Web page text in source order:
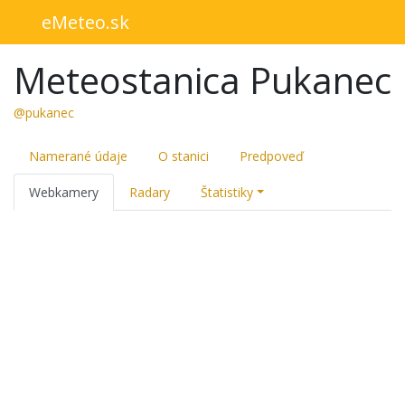
eMeteo.sk
Meteostanica Pukanec
@pukanec
Namerané údaje O stanici Predpoveď
Webkamery Radary Štatistiky